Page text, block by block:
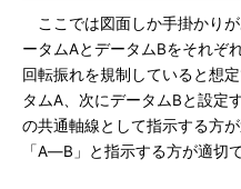
ここでは図面しか手掛かり
ータムAとデータムBをそれぞ
回転振れを規制していると想
タムA、次にデータムBと設定
の共通軸線として指示する方
「A―B」と指示する方が適切